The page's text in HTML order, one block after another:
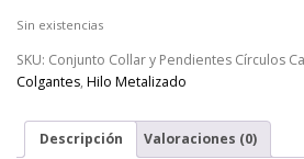
Sin existencias
SKU: Conjunto Collar y Pendientes Círculos
Colgantes, Hilo Metalizado
Descripción Valoraciones (0)